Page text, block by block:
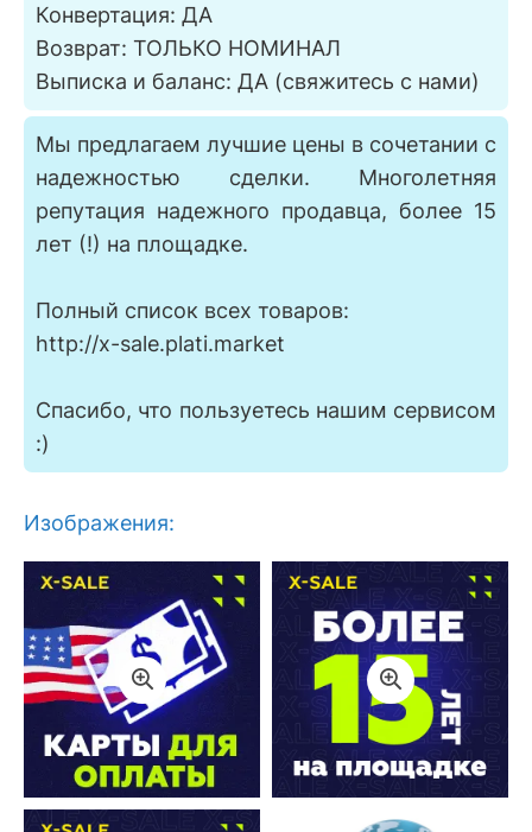
Конвертация: ДА
Возврат: ТОЛЬКО НОМИНАЛ
Выписка и баланс: ДА (свяжитесь с нами)
Мы предлагаем лучшие цены в сочетании с
надежностью сделки. Многолетняя
репутация надежного продавца, более 15
лет (!) на площадке.
Полный список всех товаров:
http://x-sale.plati.market
Спасибо, что пользуетесь нашим сервисом
:)
Изображения: